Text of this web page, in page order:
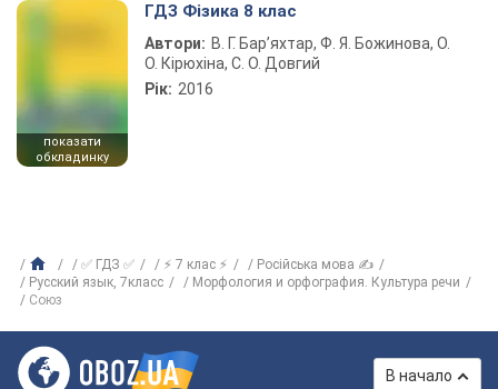
показати
обкладинку
ГДЗ Фізика 8 клас
Автори: В. Г. Бар’яхтар, Ф. Я. Божинова, О.
О. Кірюхіна, С. О. Довгий
Рік: 2016
✅ ГДЗ ✅ ⚡ 7 клас ⚡
Російська мова ✍
Русский язык, 7класс
Морфология и орфография. Культура речи
Союз
В начало